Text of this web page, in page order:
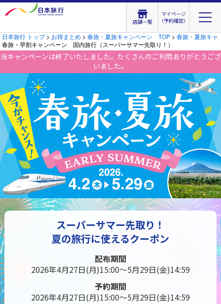
店舗一覧
マイページ
（予約確認）
日本旅行 トップ> お得まとめ >春旅・夏旅キャンペーン TOP >春旅・夏旅キ
春旅・早割キャンペーン 国内旅行（スーパーサマー先取り！）
当キャンペーンは終了いたしました。たくさんのご利用ありがとうござ
いました。
スーパーサマー先取り！
夏の旅行に使えるクーポン
配布期間
2026年4月27日(月)15:00～5月29日(金)14:59
予約期間
2026年4月27日(月)15:00～5月29日(金)14:59